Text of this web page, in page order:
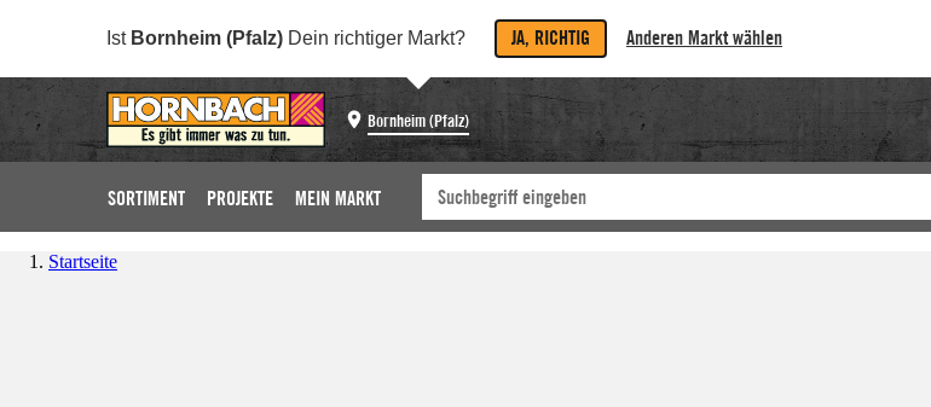
Ist Bornheim (Pfalz) Dein richtiger Markt? JA, RICHTIG Anderen Markt wählen
Bornheim (Pfalz)
SORTIMENT PROJEKTE MEIN MARKT
Startseite